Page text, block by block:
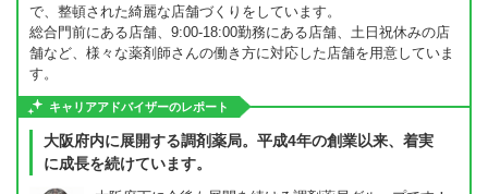
で、整頓された綺麗な店舗づくりをしています。
総合門前にある店舗、9:00-18:00勤務にある店舗、土日祝休みの店
舗など、様々な薬剤師さんの働き方に対応した店舗を用意していま
す。
キャリアアドバイザーのレポート
大阪府内に展開する調剤薬局。平成4年の創業以来、着実
に成長を続けています。